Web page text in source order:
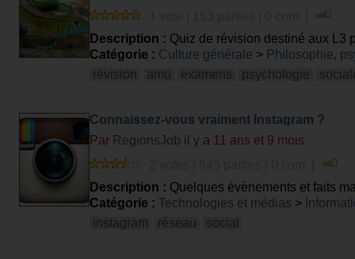
Description : Quiz de révision destiné aux L3
Catégorie : Culture générale > Philosophie,
révision
amu examens psychologie
Connaissez-vous vraiment Instagram ?
Par RegionsJob il y a 11 ans et 9 mois
Description : Quelques évènements et faits
Catégorie : Technologies et médias >
instagram
réseau social